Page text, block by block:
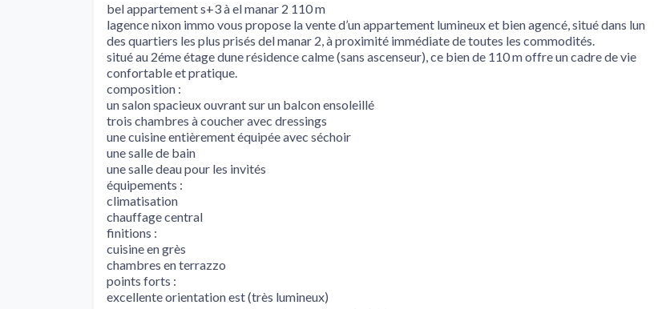
bel appartement s+3 à el manar 2 110 m
lagence nixon immo vous propose la vente d’un appartement lumineux et bien agencé, situé dans lun
des quartiers les plus prisés del manar 2, à proximité immédiate de toutes les commodités.
situé au 2éme étage dune résidence calme (sans ascenseur), ce bien de 110 m offre un cadre de vie
confortable et pratique.
composition :
un salon spacieux ouvrant sur un balcon ensoleillé
trois chambres à coucher avec dressings
une cuisine entièrement équipée avec séchoir
une salle de bain
une salle deau pour les invités
équipements :
climatisation
chauffage central
finitions :
cuisine en grès
chambres en terrazzo
points forts :
excellente orientation est (très lumineux)